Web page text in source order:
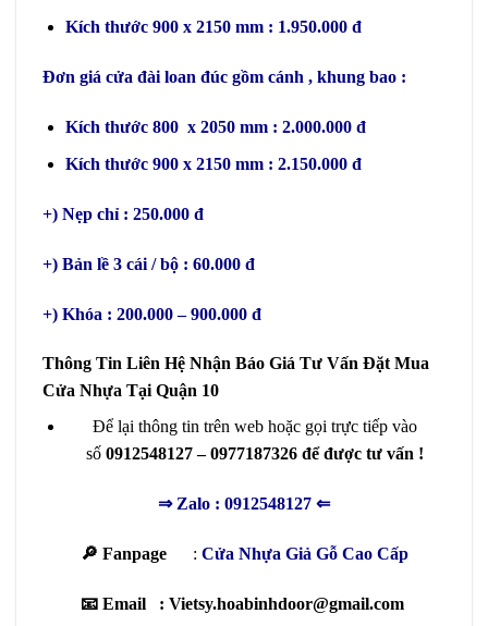
Kích thước 900 x 2150 mm : 1.950.000 đ
Đơn giá cửa đài loan đúc gồm cánh , khung bao :
Kích thước 800 x 2050 mm : 2.000.000 đ
Kích thước 900 x 2150 mm : 2.150.000 đ
+) Nẹp chỉ : 250.000 đ
+) Bản lề 3 cái / bộ : 60.000 đ
+) Khóa : 200.000 – 900.000 đ
Thông Tin Liên Hệ Nhận Báo Giá Tư Vấn Đặt Mua
Cửa Nhựa Tại Quận 10
Để lại thông tin trên web hoặc gọi trực tiếp vào
số0912548127 – 0977187326 để được tư vấn !
⇒ Zalo : 0912548127 ⇐
🔎 Fanpage : Cửa Nhựa Giả Gỗ Cao Cấp
📧 Email : Vietsy.hoabinhdoor@gmail.com